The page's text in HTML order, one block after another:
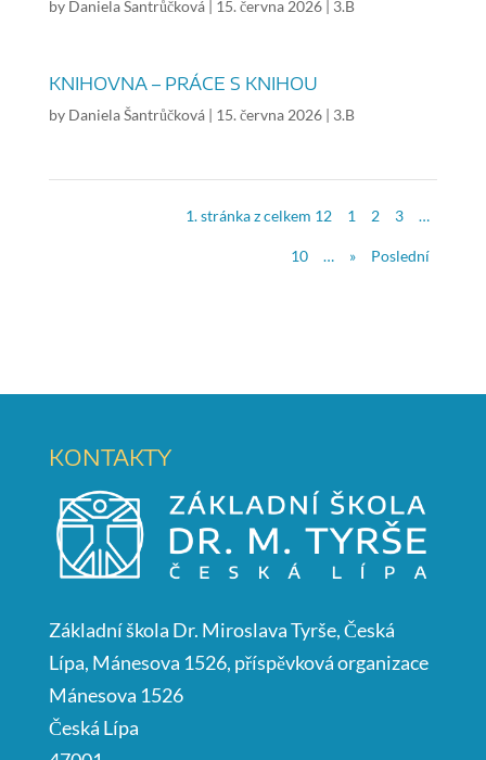
by Daniela Šantrůčková| 15. června 2026| 3.B
KNIHOVNA – PRÁCE S KNIHOU
by Daniela Šantrůčková| 15. června 2026| 3.B
1. stránka z celkem 12 1 2 3 …
10 … » Poslední
KONTAKTY
Základní škola Dr. Miroslava Tyrše, Česká
Lípa, Mánesova 1526, příspěvková organizace
Mánesova 1526
Česká Lípa